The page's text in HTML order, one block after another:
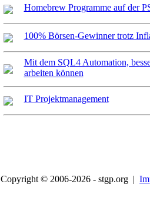
Homebrew Programme auf der
100% Börsen-Gewinner trotz
Mit dem SQL4 Automation,
arbeiten können
IT Projektmanagement
Copyright © 2006-2026 - stgp.org |